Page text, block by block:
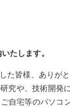
たします。
皆様、ありがと
究や、技術開発
自宅等のパソコ